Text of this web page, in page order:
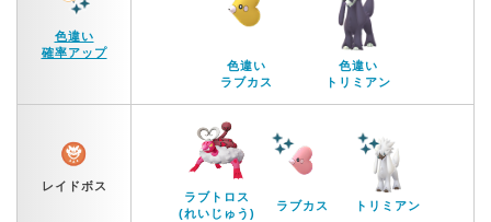
色違い
確率アップ
色違い
ラブカス
色違い
トリミアン
レイドボス
ラブトロス
(れいじゅう)
ラブカス トリミアン